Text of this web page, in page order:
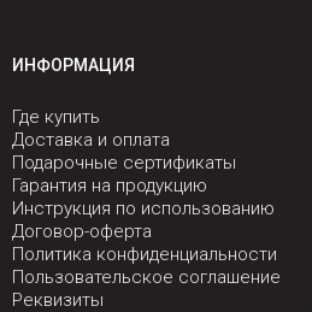
ИНФОРМАЦИЯ
Где купить
Доставка и оплата
Подарочные сертификаты
Гарантия на продукцию
Инструкция по использованию
Договор-оферта
Политика конфиденциальности
Пользовательское соглашение
Реквизиты